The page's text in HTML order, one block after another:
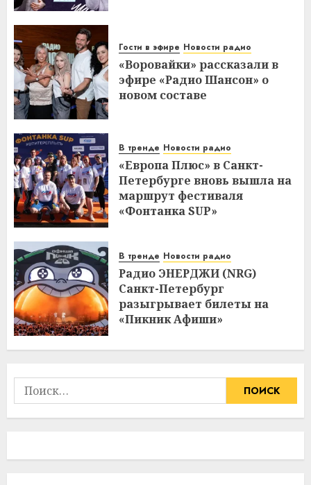
Гости в эфире Новости радио
«Воровайки» рассказали в
эфире «Радио Шансон» о
новом составе
В тренде Новости радио
«Европа Плюс» в Санкт-
Петербурге вновь вышла на
маршрут фестиваля
«Фонтанка SUP»
В тренде Новости радио
Радио ЭНЕРДЖИ (NRG)
Санкт-Петербург
разыгрывает билеты на
«Пикник Афиши»
Найти: